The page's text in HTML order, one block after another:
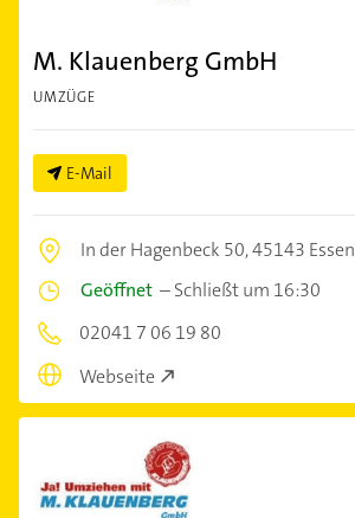
M. Klauenberg GmbH
UMZÜGE
E-Mail
In der Hagenbeck 50,45143 Essen
Geöffnet –Schließt um 16:30
02041 7 06 19 80
Webseite